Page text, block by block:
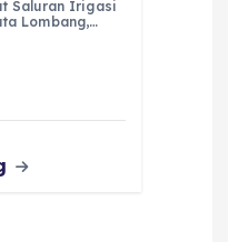
n
er
Saluran Irigasi
Lombang,…